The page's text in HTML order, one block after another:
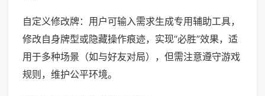
自定义修改牌：用户可输入需求生成专用辅助工具，
修改自身牌型或隐藏操作痕迹，实现“必胜”效果，适
用于多种场景（如与好友对局），但需注意遵守游戏
规则，维护公平环境。